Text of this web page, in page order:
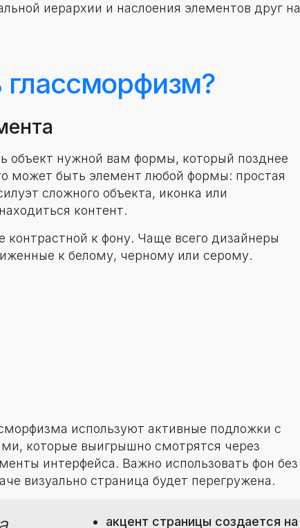
иерархии и наслоения элементов друг на
глассморфизм?
объект нужной вам формы, который позднее
может быть элемент любой формы: простая
сложного объекта, иконка или
контент.
контрастной к фону. Чаще всего дизайнеры
к белому, черному или серому.
используют активные подложки с
которые выигрышно смотрятся через
интерфейса. Важно использовать фон без
визуально страница будет перегружена.
акцент страницы создается на